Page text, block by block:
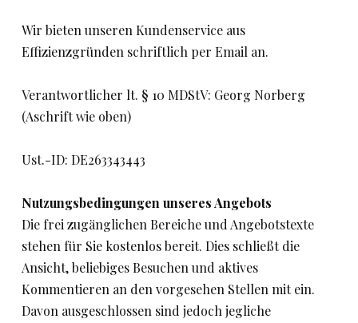
Wir bieten unseren Kundenservice aus
Effizienzgründen schriftlich per Email an.
Verantwortlicher lt. § 10 MDStV: Georg Norberg
(Aschrift wie oben)
Ust.-ID: DE263343443
Nutzungsbedingungen unseres Angebots
Die frei zugänglichen Bereiche und Angebotstexte
stehen für Sie kostenlos bereit. Dies schließt die
Ansicht, beliebiges Besuchen und aktives
Kommentieren an den vorgesehen Stellen mit ein.
Davon ausgeschlossen sind jedoch jegliche